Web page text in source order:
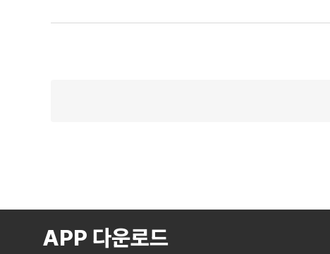
APP 다운로드